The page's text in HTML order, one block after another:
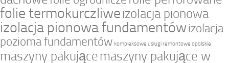
folie termokurczliwe izolacja pionowa
izolacja pionowa fundamentówizolacja
pozioma fundamentów kompleksowe usługi remontowe opolskie
maszyny pakujące maszyny pakujące w